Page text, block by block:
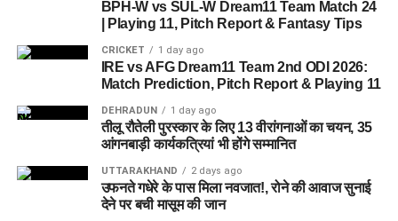
BPH-W vs SUL-W Dream11 Team Match 24
| Playing 11, Pitch Report & Fantasy Tips
CRICKET 1 day ago
IRE vs AFG Dream11 Team 2nd ODI 2026:
Match Prediction, Pitch Report & Playing 11
DEHRADUN 1 day ago
तीलू रौतेली पुरस्कार के लिए 13 वीरांगनाओं का चयन, 35
आंगनबाड़ी कार्यकत्रियां भी होंगे सम्मानित
UTTARAKHAND 2 days ago
उफनते गधेरे के पास मिला नवजात!, रोने की आवाज सुनाई
देने पर बची मासूम की जान